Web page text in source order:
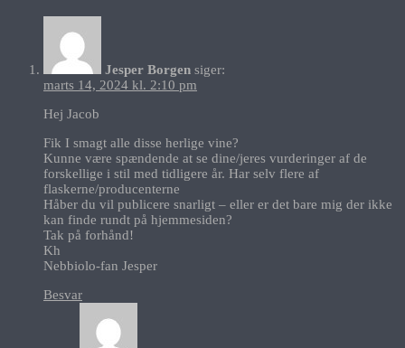
Jesper Borgen siger:
marts 14, 2024 kl. 2:10 pm
Hej Jacob
Fik I smagt alle disse herlige vine?
Kunne være spændende at se dine/jeres vurderinger af de
forskellige i stil med tidligere år. Har selv flere af
flaskerne/producenterne
Håber du vil publicere snarligt – eller er det bare mig der ikke
kan finde rundt på hjemmesiden?
Tak på forhånd!
Kh
Nebbiolo-fan Jesper
Besvar